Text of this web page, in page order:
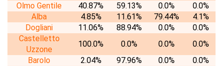
Olmo Gentile
40.87% 59.13% 0.0%
0.0%
Alba
4.85% 11.61% 79.44%
4.1%
Dogliani
11.06% 88.94% 0.0%
0.0%
Castelletto
Uzzone
100.0% 0.0% 0.0%
0.0%
Barolo
2.04% 97.96% 0.0%
0.0%